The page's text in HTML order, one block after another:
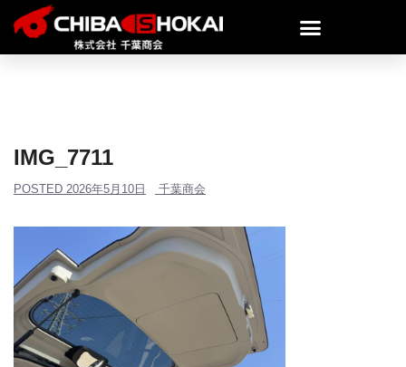
IMG_7711
POSTED 2026年5月10日 千葉商会